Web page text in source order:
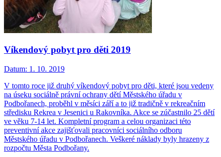
Víkendový pobyt pro děti 2019
Datum: 1. 10. 2019
V tomto roce již druhý víkendový pobyt pro děti, které jsou vedeny
na úseku sociálně právní ochrany dětí Městského úřadu v
Podbořanech, proběhl v měsíci září a to již tradičně v rekreačním
středisku Rekrea v Jesenici u Rakovníka. Akce se zúčastnilo 25 dětí
ve věku 7-14 let. Kompletní program a celou organizaci této
preventivní akce zajišťovali pracovníci sociálního odboru
Městského úřadu v Podbořanech. Veškeré náklady byly hrazeny z
rozpočtu Města Podbořany.